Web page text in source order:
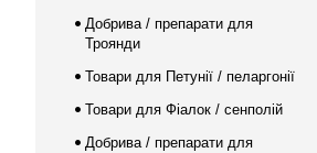
Добрива / препарати для
Троянди
Товари для Петунії / пеларгонії
Товари для Фіалок / сенполій
Добрива / препарати для